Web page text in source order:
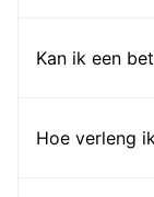
Kan ik een
Hoe verleng